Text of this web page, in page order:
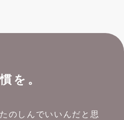
を。
のしんでいいんだと思